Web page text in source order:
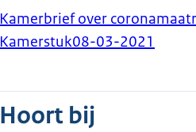
Kamerbrief over
Kamerstuk08-03-2021
Hoort bij